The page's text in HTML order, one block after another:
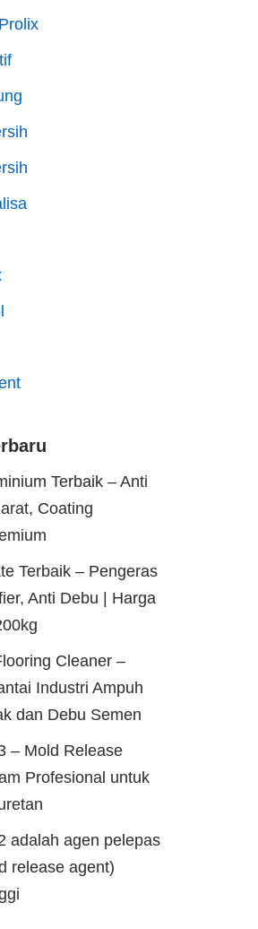
Terbaik – Anti
Coating
Terbaik – Pengeras
Anti Debu | Harga
Cleaner –
Industri Ampuh
dan Debu Semen
– Mold Release
Profesional untuk
adalah agen pelepas
release agent)